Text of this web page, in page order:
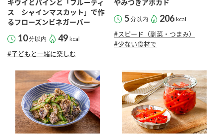
キウイとパインと「フルーティ
ス シャインマスカット」で作
るフローズンビネガーバー
10分以内 49 kcal
#子どもと一緒に楽しむ
やみつきアボカド
5分以内 206 kcal
#スピード（副菜・つまみ）
#少ない食材で